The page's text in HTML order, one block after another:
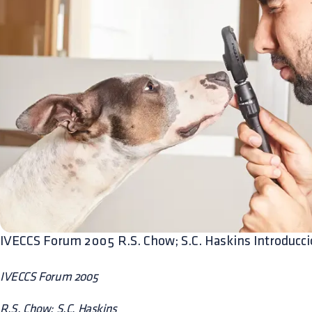
IVECCS Forum 2005 R.S. Chow; S.C. Haskins
IVECCS Forum 2005
R.S. Chow; S.C. Haskins